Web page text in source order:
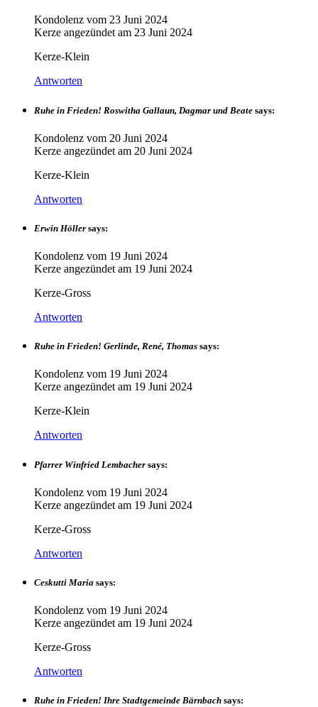
Kondolenz vom 23 Juni 2024
Kerze angezündet am 23 Juni 2024
Kerze-Klein
Antworten
Ruhe in Frieden! Roswitha Gallaun, Dagmar und Beate says:
Kondolenz vom 20 Juni 2024
Kerze angezündet am 20 Juni 2024
Kerze-Klein
Antworten
Erwin Höller says:
Kondolenz vom 19 Juni 2024
Kerze angezündet am 19 Juni 2024
Kerze-Gross
Antworten
Ruhe in Frieden! Gerlinde, René, Thomas says:
Kondolenz vom 19 Juni 2024
Kerze angezündet am 19 Juni 2024
Kerze-Klein
Antworten
Pfarrer Winfried Lembacher says:
Kondolenz vom 19 Juni 2024
Kerze angezündet am 19 Juni 2024
Kerze-Gross
Antworten
Ceskutti Maria says:
Kondolenz vom 19 Juni 2024
Kerze angezündet am 19 Juni 2024
Kerze-Gross
Antworten
Ruhe in Frieden! Ihre Stadtgemeinde Bärnbach says: